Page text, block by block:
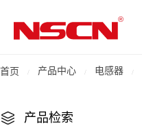
首页 产品中心 电感器
产品检索